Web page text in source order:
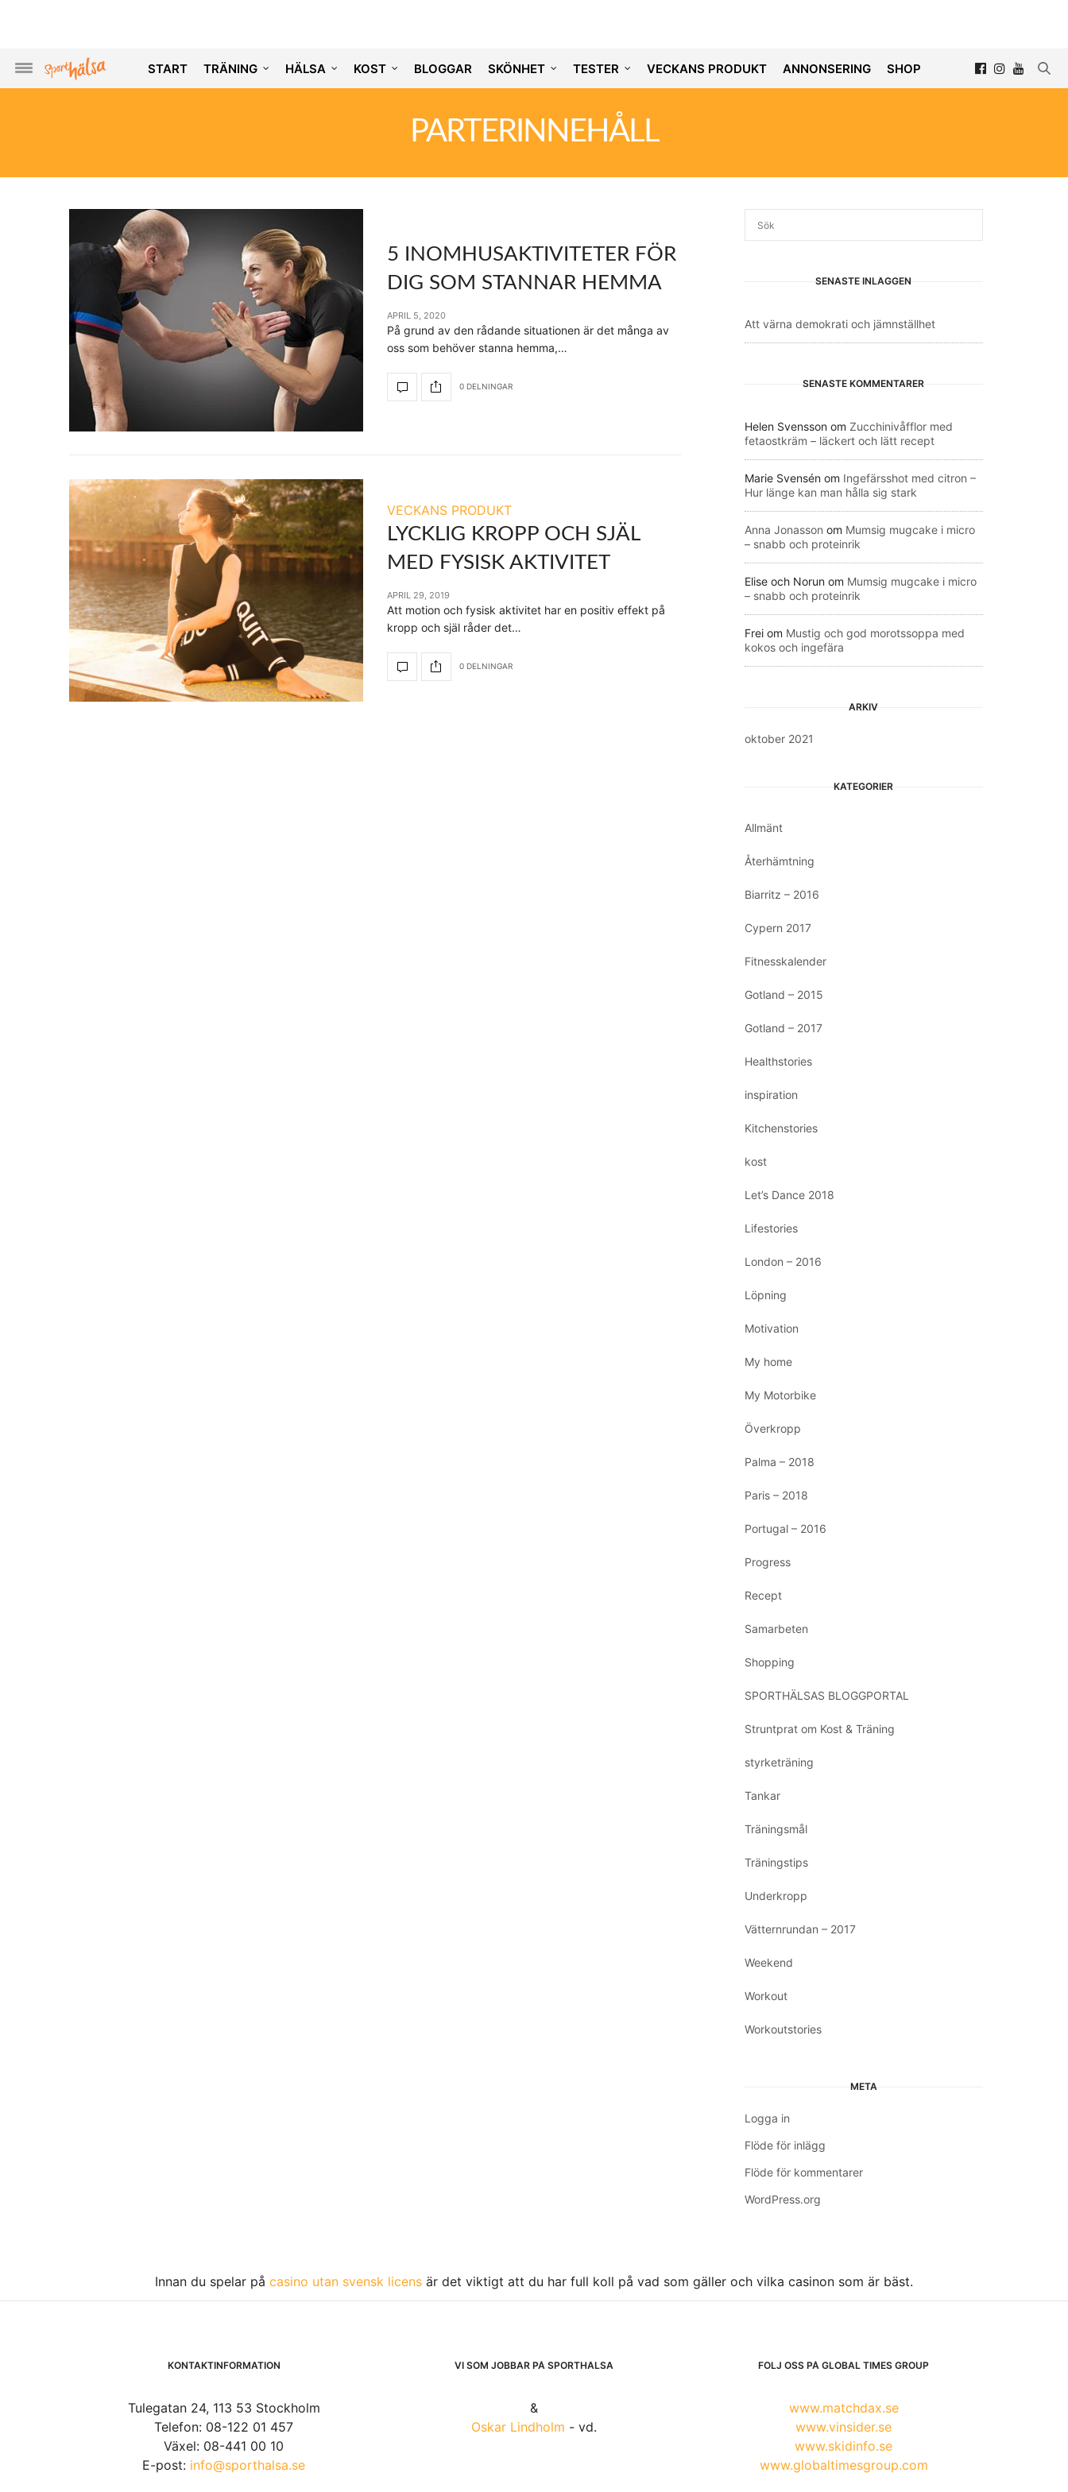
START TRÄNING HÄLSA KOST BLOGGAR SKÖNHET TESTER VECKANS PRODUKT ANNONSERING SHOP
PARTERINNEHÅLL
5 INOMHUSAKTIVITETER FÖR
DIG SOM STANNAR HEMMA
APRIL 5, 2020
På grund av den rådande situationen är det många av
oss som behöver stanna hemma,…
0 DELNINGAR
VECKANS PRODUKT
LYCKLIG KROPP OCH SJÄL
MED FYSISK AKTIVITET
APRIL 29, 2019
Att motion och fysisk aktivitet har en positiv effekt på
kropp och själ råder det…
0 DELNINGAR
SENASTE INLÄGGEN
Att värna demokrati och jämnställhet
SENASTE KOMMENTARER
Helen Svensson om Zucchinivåfflor med
fetaostkräm – läckert och lätt recept
Marie Svensén om Ingefärsshot med citron –
Hur länge kan man hålla sig stark
Anna Jonasson om Mumsig mugcake i micro
– snabb och proteinrik
Elise och Norun om Mumsig mugcake i micro
– snabb och proteinrik
Frei om Mustig och god morotssoppa med
kokos och ingefära
ARKIV
oktober 2021
KATEGORIER
Allmänt
Återhämtning
Biarritz – 2016
Cypern 2017
Fitnesskalender
Gotland – 2015
Gotland – 2017
Healthstories
inspiration
Kitchenstories
kost
Let’s Dance 2018
Lifestories
London – 2016
Löpning
Motivation
My home
My Motorbike
Överkropp
Palma – 2018
Paris – 2018
Portugal – 2016
Progress
Recept
Samarbeten
Shopping
SPORTHÄLSAS BLOGGPORTAL
Struntprat om Kost & Träning
styrketräning
Tankar
Träningsmål
Träningstips
Underkropp
Vätternrundan – 2017
Weekend
Workout
Workoutstories
META
Logga in
Flöde för inlägg
Flöde för kommentarer
WordPress.org
Innan du spelar på casino utan svensk licens är det viktigt att du har full koll på vad som gäller och vilka casinon som är bäst.
KONTAKTINFORMATION
Tulegatan 24, 113 53 Stockholm
Telefon: 08-122 01 457
Växel: 08-441 00 10
E-post: info@sporthalsa.se
VI SOM JOBBAR PÅ SPORTHÄLSA
&
Oskar Lindholm - vd.
FÖLJ OSS PÅ GLOBAL TIMES GROUP
www.matchdax.se
www.vinsider.se
www.skidinfo.se
www.globaltimesgroup.com